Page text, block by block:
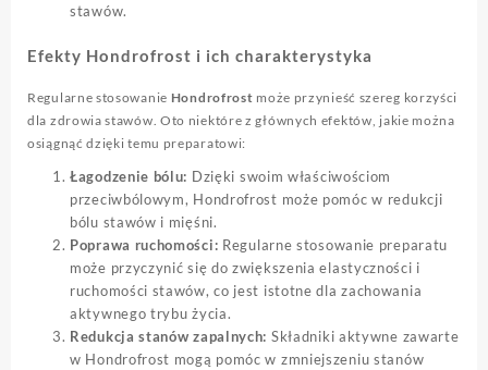
stawów.
Efekty Hondrofrost i ich charakterystyka
Regularne stosowanie Hondrofrost może przynieść szereg korzyści
dla zdrowia stawów. Oto niektóre z głównych efektów, jakie można
osiągnąć dzięki temu preparatowi:
Łagodzenie bólu: Dzięki swoim właściwościom
przeciwbólowym, Hondrofrost może pomóc w redukcji
bólu stawów i mięśni.
Poprawa ruchomości: Regularne stosowanie preparatu
może przyczynić się do zwiększenia elastyczności i
ruchomości stawów, co jest istotne dla zachowania
aktywnego trybu życia.
Redukcja stanów zapalnych: Składniki aktywne zawarte
w Hondrofrost mogą pomóc w zmniejszeniu stanów